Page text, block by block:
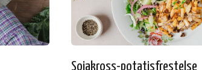
Sojakross-potatisfrestelse